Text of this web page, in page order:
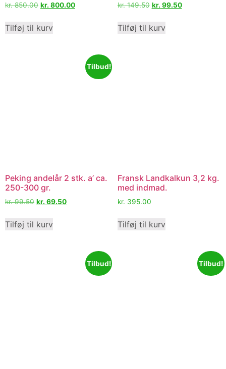
kr.850.00 kr. 800.00
Tilføj til kurv
kr.149.50 kr. 99.50
Tilføj til kurv
Tilbud!
Peking andelår 2 stk. a’ ca.
250-300 gr.
kr.99.50 kr. 69.50
Tilføj til kurv
Fransk Landkalkun 3,2 kg.
med indmad.
kr. 395.00
Tilføj til kurv
Tilbud! Tilbud!